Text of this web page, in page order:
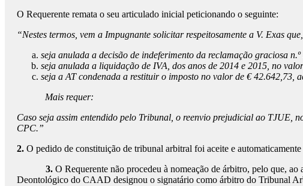
O Requerente remata o seu articulado inicial peticionando o seguinte:
“Nestes termos, vem a Impugnante solicitar respeitosamente a V. Exas
seja anulada a decisão de indeferimento da reclamação graciosa
seja anulada a liquidação de IVA, dos anos de 2014 e 2015, no
seja a AT condenada a restituir o imposto no valor de € 42.642,73,
Mais requer:
Caso seja assim entendido pelo Tribunal, o reenvio prejudicial ao TJUE,
CPC.”
2. O pedido de constituição de tribunal arbitral foi aceite e
3. O Requerente não procedeu à nomeação de árbitro, pelo que,
Deontológico do CAAD designou o signatário como árbitro do Tribunal